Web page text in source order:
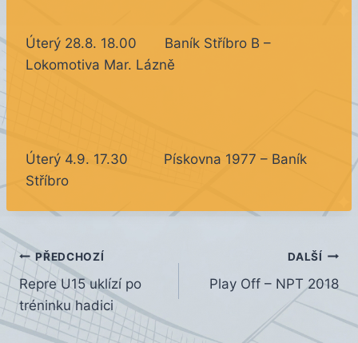
Úterý 28.8. 18.00 Baník Stříbro B –
Lokomotiva Mar. Lázně
Úterý 4.9. 17.30 Pískovna 1977 – Baník
Stříbro
Navigace
pro
příspěvek
PŘEDCHOZÍ
Repre U15 uklízí po
tréninku hadici
DALŠÍ
Play Off – NPT 2018